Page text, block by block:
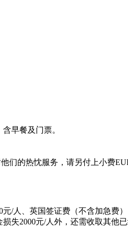
早餐及门票。
们的热忱服务，请另付上小费
/人、英国签证费（不含加急费）
失2000元/人外，还需收取其他